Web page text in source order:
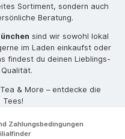
Sortiment, sondern auch
Beratung.
sind wir sowohl lokal
im Laden einkaufst oder
findest du deinen Lieblings-
& More – entdecke die
Zahlungsbedingungen